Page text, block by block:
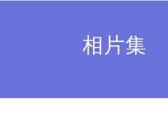
繁體
English
相片集